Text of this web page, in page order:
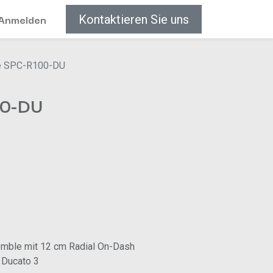
Kontaktieren Sie uns
SPC-R100-DU
DU
mit 12 cm Radial On-Dash
3